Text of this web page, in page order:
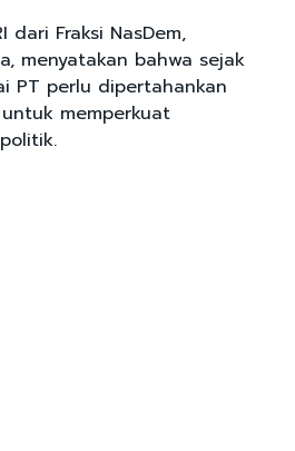
dari Fraksi NasDem,
menyatakan bahwa sejak
PT perlu dipertahankan
memperkuat